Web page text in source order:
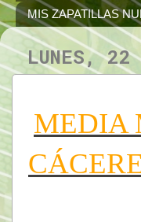
MIS ZAPATILLAS
LUNES, 22
MEDIA